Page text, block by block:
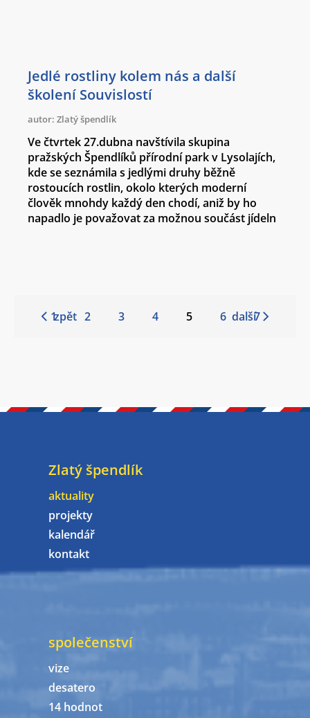
Jedlé rostliny kolem nás a další
školení Souvislostí
autor: Zlatý špendlík
Ve čtvrtek 27.dubna navštívila skupina
pražských Špendlíků přírodní park v Lysolajích,
kde se seznámila s jedlými druhy běžně
rostoucích rostlin, okolo kterých moderní
člověk mnohdy každý den chodí, aniž by ho
napadlo je považovat za možnou součást jídeln
1 2 3 4 5 6 7
zpět další
Zlatý špendlík
aktuality
projekty
kalendář
kontakt
společenství
vize
desatero
14 hodnot